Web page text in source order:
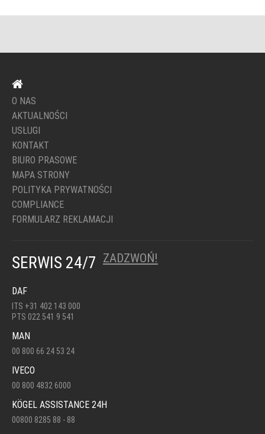
O NAS
AKTUALNOŚCI
USŁUGI
KONTAKT
BIURO PRASOWE
MAPA STRONY
POLITYKA PRYWATNOŚCI
COMPLIANCE
FORMULARZ REKLAMACJI
SERWIS 24/7 ZADZWOŃ!
DAF
ITS +31 402 143 000
PTS 022 541 9 541
MAN
00 800 66 24 53 24
IVECO
00 800 4832 6000
KÖGEL ASSISTANCE 24H
00800 8285 88 - 88